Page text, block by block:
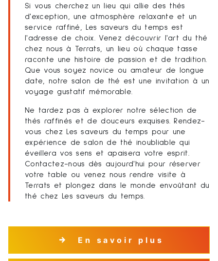
Si vous cherchez un lieu qui allie des thés
d'exception, une atmosphère relaxante et un
service raffiné, Les saveurs du temps est
l'adresse de choix. Venez découvrir l'art du thé
chez nous à Terrats, un lieu où chaque tasse
raconte une histoire de passion et de tradition.
Que vous soyez novice ou amateur de longue
date, notre salon de thé est une invitation à un
voyage gustatif mémorable.
Ne tardez pas à explorer notre sélection de
thés raffinés et de douceurs exquises. Rendez-
vous chez Les saveurs du temps pour une
expérience de salon de thé inoubliable qui
éveillera vos sens et apaisera votre esprit.
Contactez-nous dès aujourd'hui pour réserver
votre table ou venez nous rendre visite à
Terrats et plongez dans le monde envoûtant du
thé chez Les saveurs du temps.
En savoir plus